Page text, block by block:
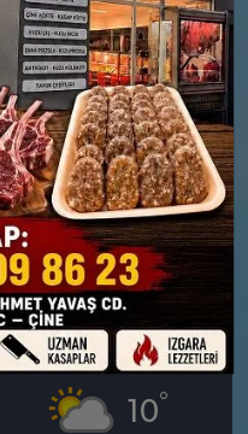
12°
Bölgesel düzensiz yağmur
yağışlı
Nem: %60
Rüzgar: 12 km/h
Yağış Olasılığı: %72
29 MART
PAZAR
10°